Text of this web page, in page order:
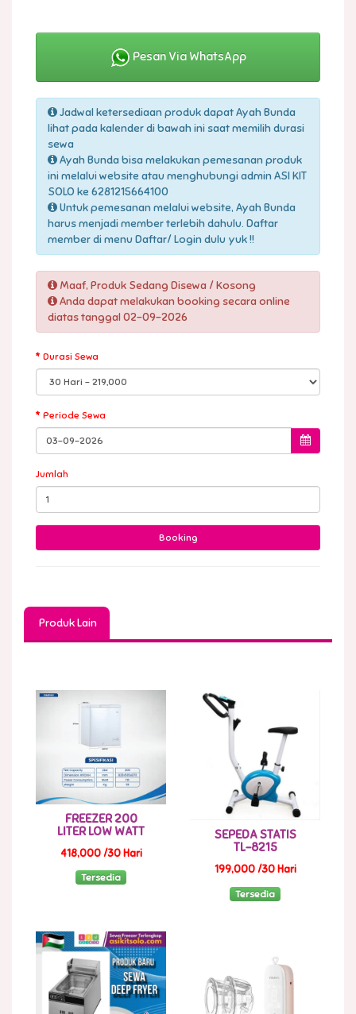
Pesan Via WhatsApp
Jadwal ketersediaan produk dapat Ayah Bunda
lihat pada kalender di bawah ini saat memilih durasi
sewa
Ayah Bunda bisa melakukan pemesanan produk
ini melalui website atau menghubungi admin ASI KIT
SOLO ke 6281215664100
Untuk pemesanan melalui website, Ayah Bunda
harus menjadi member terlebih dahulu. Daftar
member di menu Daftar/ Login dulu yuk !!
Maaf, Produk Sedang Disewa / Kosong
Anda dapat melakukan booking secara online
diatas tanggal 02-09-2026
Durasi Sewa
Periode Sewa
Jumlah
Produk Lain
FREEZER 200
LITER LOW WATT
418,000 /30 Hari
Tersedia
SEPEDA STATIS
TL-8215
199,000 /30 Hari
Tersedia